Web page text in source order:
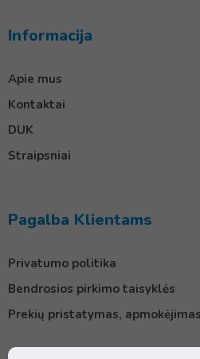
Informacija
Apie mus
Kontaktai
DUK
Straipsniai
Pagalba Klientams
Privatumo politika
Bendrosios pirkimo taisyklės
Prekių pristatymas,